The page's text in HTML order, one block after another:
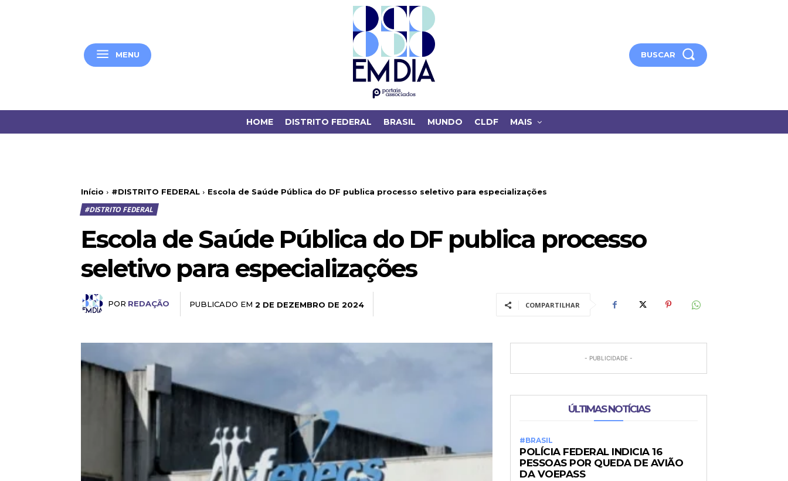
MENU BUSCAR
HOME DISTRITO FEDERAL BRASIL MUNDO CLDF MAIS
Início #DISTRITO FEDERAL Escola de Saúde Pública do DF publica processo seletivo para especializações
#DISTRITO FEDERAL
Escola de Saúde Pública do DF publica processo
seletivo para especializações
POR REDAÇÃO PUBLICADO EM 2 DE DEZEMBRO DE 2024 COMPARTILHAR
- PUBLICIDADE -
ÚLTIMAS NOTÍCIAS
#BRASIL
POLÍCIA FEDERAL INDICIA 16
PESSOAS POR QUEDA DE AVIÃO
DA VOEPASS